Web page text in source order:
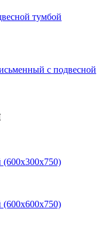
тумбой
с подвесной
(600х300х750)
(600х600х750)